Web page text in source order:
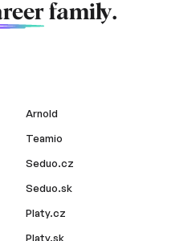
family.
Arnold
Teamio
Seduo.cz
Seduo.sk
Platy.cz
Platy.sk